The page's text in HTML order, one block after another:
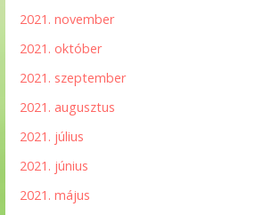
2021. november
2021. október
2021. szeptember
2021. augusztus
2021. július
2021. június
2021. május